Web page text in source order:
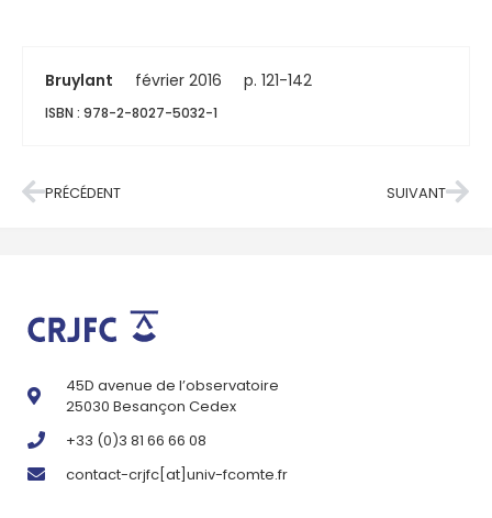
Bruylant février 2016 p. 121-142
ISBN : 978-2-8027-5032-1
PRÉCÉDENT SUIVANT
45D avenue de l’observatoire
25030 Besançon Cedex
+33 (0)3 81 66 66 08
contact-crjfc[at]univ-fcomte.fr